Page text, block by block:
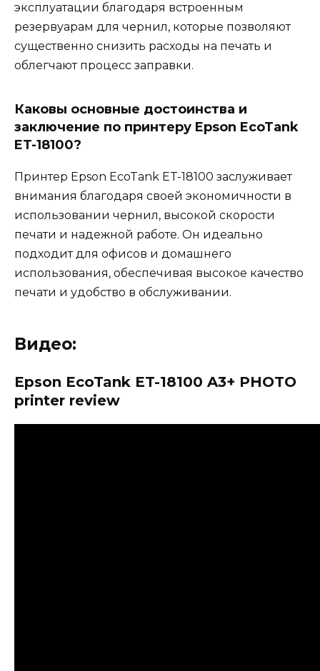
эксплуатации благодаря встроенным
резервуарам для чернил, которые позволяют
существенно снизить расходы на печать и
облегчают процесс заправки.
Каковы основные достоинства и
заключение по принтеру Epson EcoTank
ET-18100?
Принтер Epson EcoTank ET-18100 заслуживает
внимания благодаря своей экономичности в
использовании чернил, высокой скорости
печати и надежной работе. Он идеально
подходит для офисов и домашнего
использования, обеспечивая высокое качество
печати и удобство в обслуживании.
Видео:
Epson EcoTank ET-18100 A3+ PHOTO
printer review